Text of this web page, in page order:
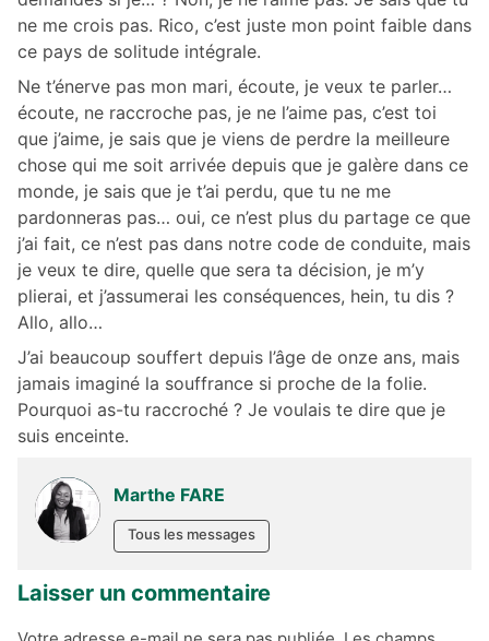
ne me crois pas. Rico, c’est juste mon point faible dans
ce pays de solitude intégrale.
Ne t’énerve pas mon mari, écoute, je veux te parler…
écoute, ne raccroche pas, je ne l’aime pas, c’est toi
que j’aime, je sais que je viens de perdre la meilleure
chose qui me soit arrivée depuis que je galère dans ce
monde, je sais que je t’ai perdu, que tu ne me
pardonneras pas… oui, ce n’est plus du partage ce que
j’ai fait, ce n’est pas dans notre code de conduite, mais
je veux te dire, quelle que sera ta décision, je m’y
plierai, et j’assumerai les conséquences, hein, tu dis ?
Allo, allo…
J’ai beaucoup souffert depuis l’âge de onze ans, mais
jamais imaginé la souffrance si proche de la folie.
Pourquoi as-tu raccroché ? Je voulais te dire que je
suis enceinte.
Marthe FARE
Tous les messages
Laisser un commentaire